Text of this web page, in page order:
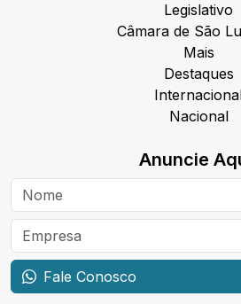
Legislativo
Câmara de São
Mais
Destaques
Nacional
Anuncie
Fale Conosco